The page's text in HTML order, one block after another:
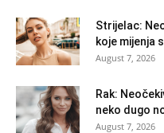
Strijelac:
koje mijenja
August 7, 2026
Rak:
neko dugo
August 7, 2026